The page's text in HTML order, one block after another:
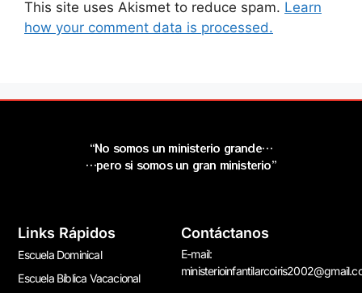
This site uses Akismet to reduce spam. Learn
how your comment data is processed.
“No somos un ministerio grande…
…pero si somos un gran ministerio”
Links Rápidos
Escuela Dominical
Escuela Bíblica Vacacional
Contáctanos
E-mail: